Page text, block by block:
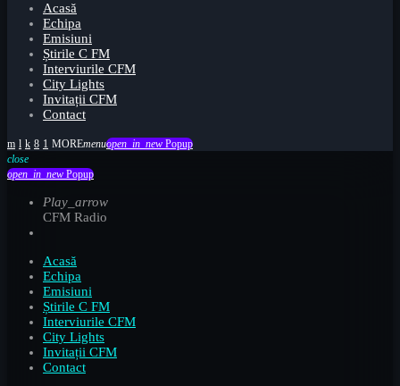
Acasă
Echipa
Emisiuni
Știrile C FM
Interviurile CFM
City Lights
Invitații CFM
Contact
menuopen_in_new Popup
close
open_in_new Popup
Play_arrow
CFM Radio
Acasă
Echipa
Emisiuni
Știrile C FM
Interviurile CFM
City Lights
Invitații CFM
Contact